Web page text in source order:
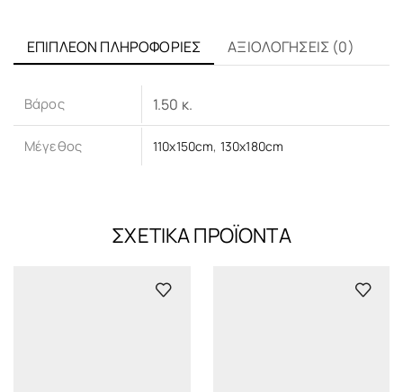
ΕΠΙΠΛΈΟΝ ΠΛΗΡΟΦΟΡΊΕΣ ΑΞΙΟΛΟΓΉΣΕΙΣ (0)
Βάρος 1.50 κ.
Μέγεθος 110x150cm, 130x180cm
ΣΧΕΤΙΚΆ ΠΡΟΪΌΝΤΑ